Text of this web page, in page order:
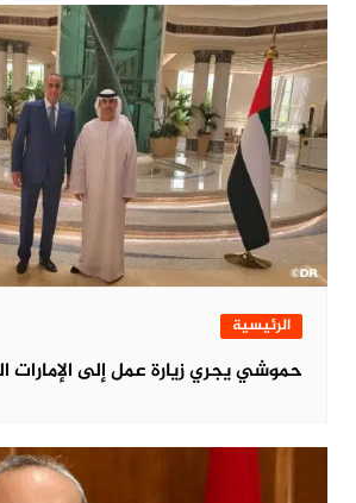
الرئيسية
حموشي يجري زيارة عمل إلى الإمارات